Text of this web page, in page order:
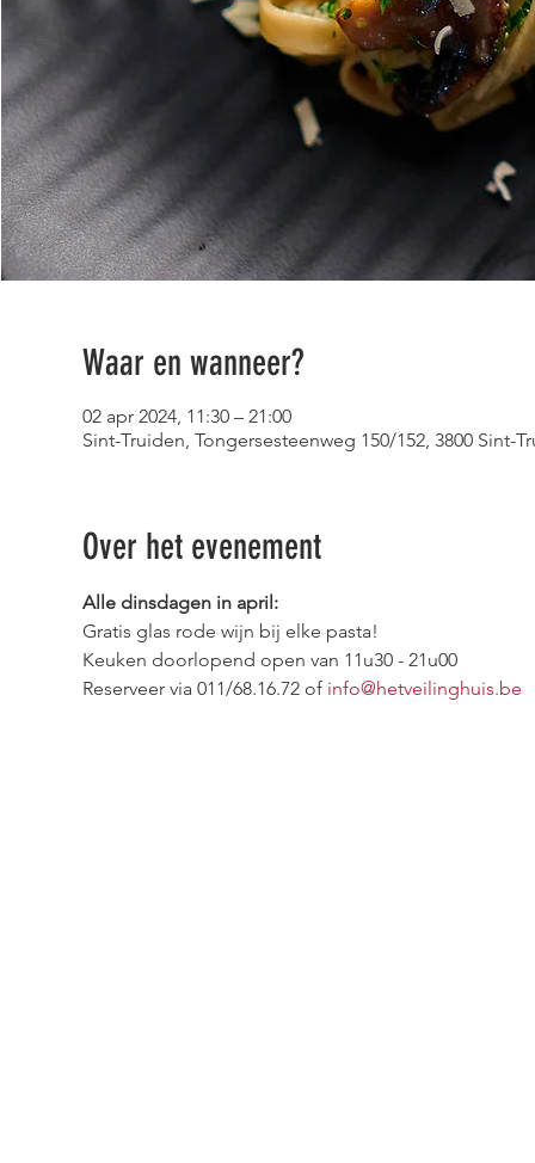
Waar en wanneer?
02 apr 2024, 11:30 – 21:00
Sint-Truiden, Tongersesteenweg 150/152, 3800 Sint-
Over het evenement
Alle dinsdagen in april:
Gratis glas rode wijn bij elke pasta!
Keuken doorlopend open van 11u30 - 21u00
Reserveer via 011/68.16.72 of info@hetveilinghuis.be